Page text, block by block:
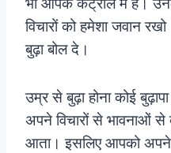
विचारों को हमेशा जवान
बुढ़ा बोल दे।
उम्र से बुढ़ा होना कोई
अपने विचारों से भावनाओं से
आता। इसलिए आपको अपने